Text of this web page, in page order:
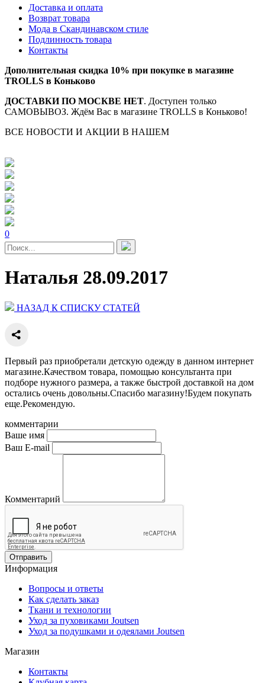
Доставка и оплата
Возврат товара
Мода в Скандинавском стиле
Подлинность товара
Контакты
Дополнительная скидка 10% при покупке в магазине
TROLLS в Коньково
ДОСТАВКИ ПО МОСКВЕ НЕТ. Доступен только
САМОВЫВОЗ. Ждём Вас в магазине TROLLS в Коньково!
ВСЕ НОВОСТИ И АКЦИИ В НАШЕМ
0
Наталья 28.09.2017
НАЗАД К СПИСКУ СТАТЕЙ
Первый раз приобретали детскую одежду в данном интернет
магазине.Качеством товара, помощью консультанта при
подборе нужного размера, а также быстрой доставкой на дом
остались очень довольны.Спасибо магазину!Будем покупать
еще.Рекомендую.
комментарии
Ваше имя
Ваш E-mail
Комментарий
Отправить
Информация
Вопросы и ответы
Как сделать заказ
Ткани и технологии
Уход за пуховиками Joutsen
Уход за подушками и одеялами Joutsen
Магазин
Контакты